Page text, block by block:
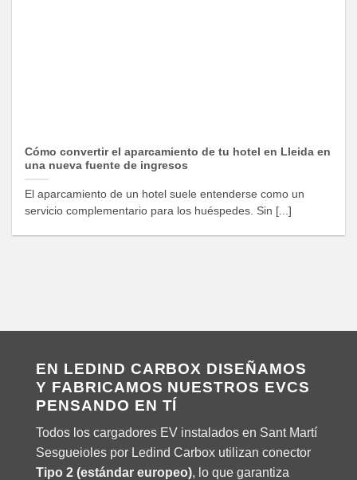
Cómo convertir el aparcamiento de tu hotel en Lleida en
una nueva fuente de ingresos
El aparcamiento de un hotel suele entenderse como un
servicio complementario para los huéspedes. Sin [...]
EN LEDIND CARBOX DISEÑAMOS
Y FABRICAMOS NUESTROS EVCS
PENSANDO EN TÍ
Todos los cargadores EV instalados en Sant Martí
Sesgueioles por Ledind Carbox utilizan conector
Tipo 2 (estándar europeo), lo que garantiza